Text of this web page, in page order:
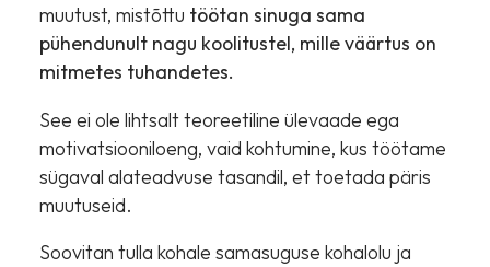
muutust, mistõttu töötan sinuga sama
pühendunult nagu koolitustel, mille väärtus on
mitmetes tuhandetes.
See ei ole lihtsalt teoreetiline ülevaade ega
motivatsiooniloeng, vaid kohtumine, kus töötame
sügaval alateadvuse tasandil, et toetada päris
muutuseid.
Soovitan tulla kohale samasuguse kohalolu ja